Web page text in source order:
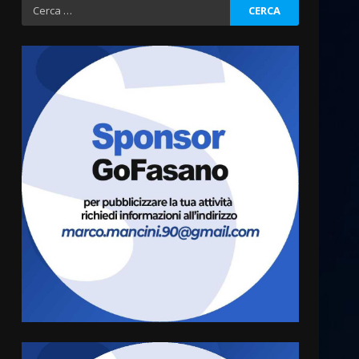
Ricerca
per:
scrivono al Prefetto: “Noi
cittadini di serie B”
5 Agosto 2026 06:15
4
A Savelletri torna la Sagra del
Pesce Spada: appuntamento
a sabato 8 agosto
5
L’abusivismo giornalistico è
un pericolo